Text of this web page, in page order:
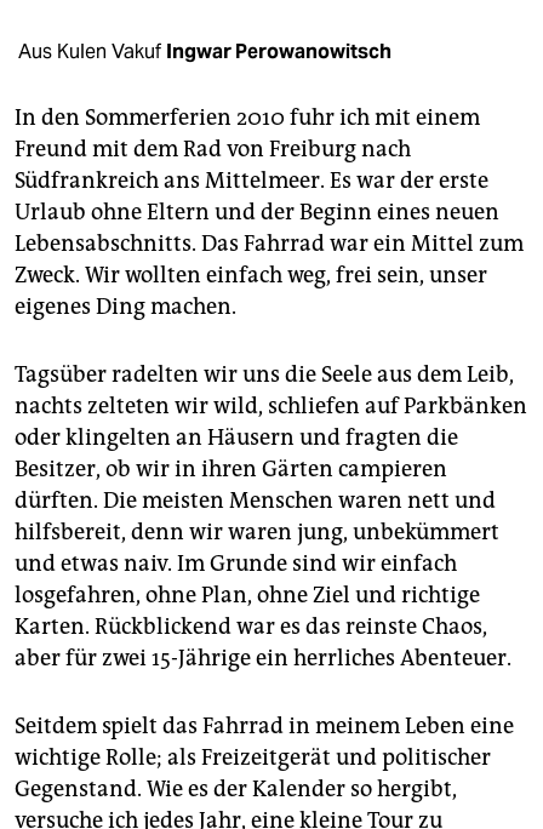
verlag
shop
fragen & hilfe
unterstützen
abo
epaper login
Aus Kulen Vakuf Ingwar Perowanowitsch
In den Sommerferien 2010 fuhr ich mit einem
Freund mit dem Rad von Freiburg nach
Südfrankreich ans Mittelmeer. Es war der erste
Urlaub ohne Eltern und der Beginn eines neuen
Lebensabschnitts. Das Fahrrad war ein Mittel zum
Zweck. Wir wollten einfach weg, frei sein, unser
eigenes Ding machen.
Tagsüber radelten wir uns die Seele aus dem Leib,
nachts zelteten wir wild, schliefen auf Parkbänken
oder klingelten an Häusern und fragten die
Besitzer, ob wir in ihren Gärten campieren
dürften. Die meisten Menschen waren nett und
hilfsbereit, denn wir waren jung, unbekümmert
und etwas naiv. Im Grunde sind wir einfach
losgefahren, ohne Plan, ohne Ziel und richtige
Karten. Rückblickend war es das reinste Chaos,
aber für zwei 15-Jährige ein herrliches Abenteuer.
Seitdem spielt das Fahrrad in meinem Leben eine
wichtige Rolle; als Freizeitgerät und politischer
Gegenstand. Wie es der Kalender so hergibt,
versuche ich jedes Jahr, eine kleine Tour zu